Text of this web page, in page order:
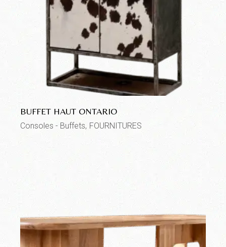
BUFFET HAUT ONTARIO
Consoles - Buffets FOURNITURES